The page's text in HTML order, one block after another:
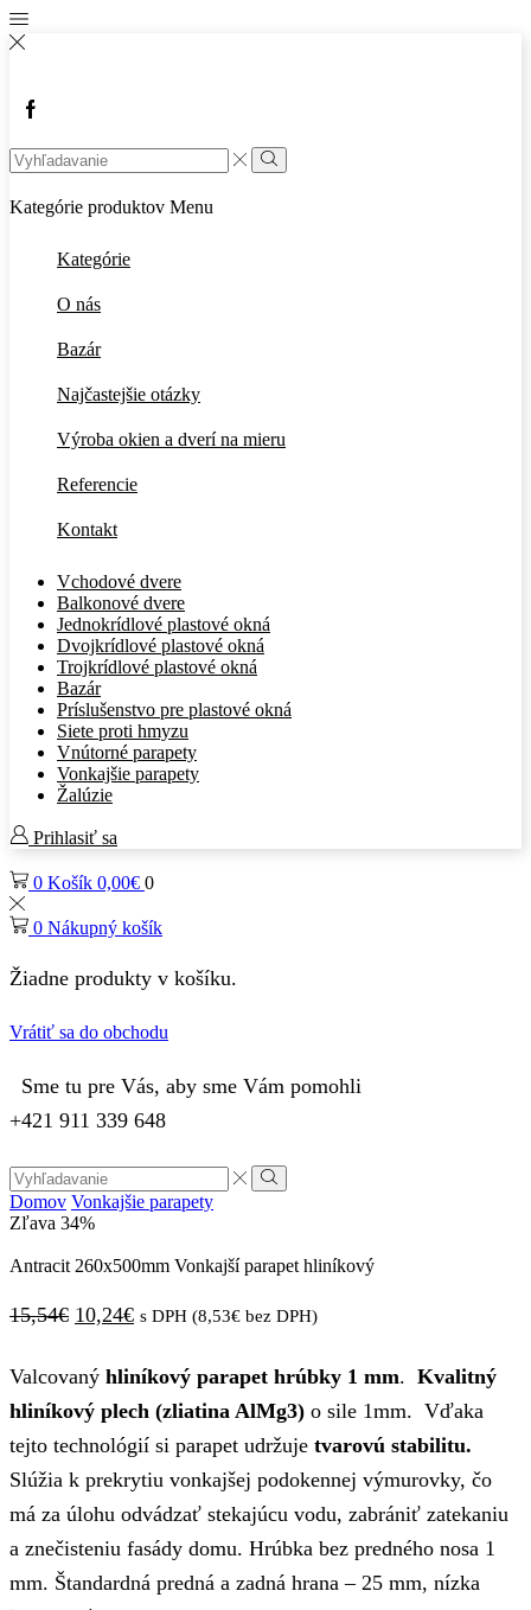
Facebook
Search
input
Vyhľadávanie
Kategórie produktov Menu
Kategórie
O nás
Bazár
Najčastejšie otázky
Výroba okien a dverí na mieru
Referencie
Kontakt
Vchodové dvere
Balkonové dvere
Jednokrídlové plastové okná
Dvojkrídlové plastové okná
Trojkrídlové plastové okná
Bazár
Príslušenstvo pre plastové okná
Siete proti hmyzu
Vnútorné parapety
Vonkajšie parapety
Žalúzie
Prihlasiť sa
0 Košík 0,00€ 0
0 Nákupný košík
Žiadne produkty v košíku.
Vrátiť sa do obchodu
Sme tu pre Vás, aby sme Vám pomohli
+421 911 339 648
Search
input
Vyhľadávanie
Domov Vonkajšie parapety
Zľava 34%
Antracit 260x500mm Vonkajší parapet hliníkový
15,54€ Pôvodná
bola:
15,54€.
10,24€Aktuálna
je:
10,24€.
s DPH (8,53€ bez DPH)
Valcovaný hliníkový parapet hrúbky 1 mm. Kvalitný
hliníkový plech (zliatina AlMg3) o sile 1mm. Vďaka
tejto technológií si parapet udržuje tvarovú stabilitu.
Slúžia k prekrytiu vonkajšej podokennej výmurovky, čo
má za úlohu odvádzať stekajúcu vodu, zabrániť zatekaniu
a znečisteniu fasády domu. Hrúbka bez predného nosa 1
mm. Štandardná predná a zadná hrana – 25 mm, nízka